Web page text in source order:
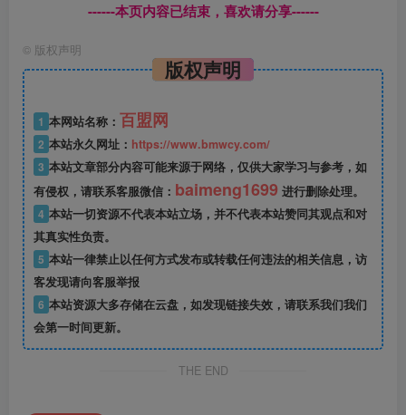
------本页内容已结束，喜欢请分享------
© 版权声明
版权声明
1 本网站名称： 百盟网
2 本站永久网址： https://www.bmwcy.com/
3 本站文章部分内容可能来源于网络，仅供大家学习与参考，如
有侵权，请联系客服微信： baimeng1699 进行删除处理。
4 本站一切资源不代表本站立场，并不代表本站赞同其观点和对
其真实性负责。
5 本站一律禁止以任何方式发布或转载任何违法的相关信息，访
客发现请向客服举报
6 本站资源大多存储在云盘，如发现链接失效，请联系我们我们
会第一时间更新。
THE END